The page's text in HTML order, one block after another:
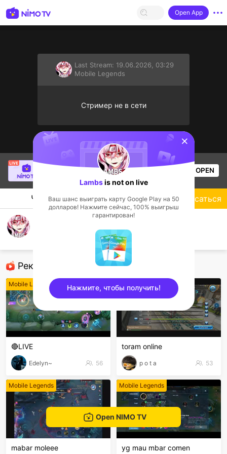
Open App
Last Stream: 19.06.2026, 03:29
Mobile Legends
Стример не в сети
Sung Jin-Woo
is live!
50 Views OPEN
Чат Стример
Рекомендованные стримеры
Mobile Legends
🔴LIVE
Edelyn~ 56
Mobile Legends
toram online
p o t a 53
Mobile Legends
mabar moleee
Mobile Legends
yg mau mbar comen
Подписаться
Open NIMO TV
sentinelStart
Lambsis not on live
Ваш шанс выиграть карту Google Play на 50
долларов! Нажмите сейчас, 100% выигрыш
гарантирован!
Нажмите, чтобы получить!
sentinelEnd